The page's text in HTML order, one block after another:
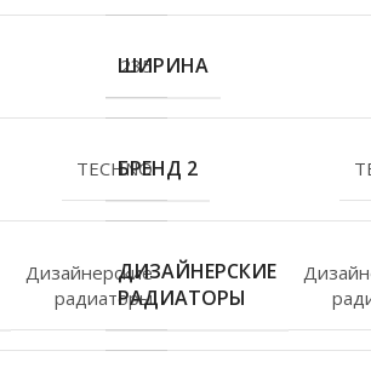
235
TECHNO
Дизайнерские
радиаторы
ШИРИНА
БРЕНД 2
ДИЗАЙНЕРСКИЕ
РАДИАТОРЫ